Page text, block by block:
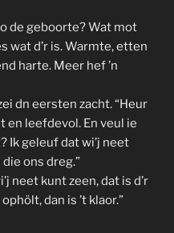
de geboorte? Wat mot
wat d’r is. Warmte, etten
harte. Meer hef ’n
dn eersten zacht. “Heur
en leefdevol. En veul ie
Ik geleuf dat wi’j neet
ons dreg.”
neet kunt zeen, dat is d’r
dan is ’t klaor.”